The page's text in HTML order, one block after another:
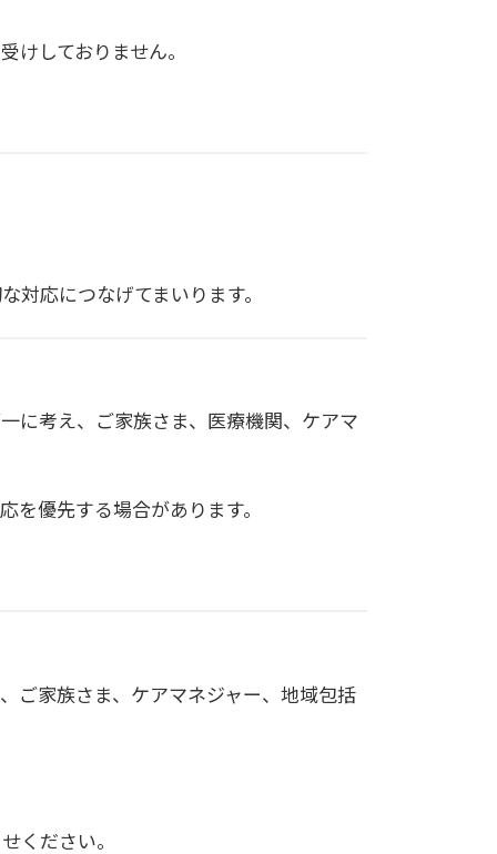
けしておりません。
応につなげてまいります。
に考え、ご家族さま、医療機関、ケアマ
優先する場合があります。
ご家族さま、ケアマネジャー、地域包括
ください。